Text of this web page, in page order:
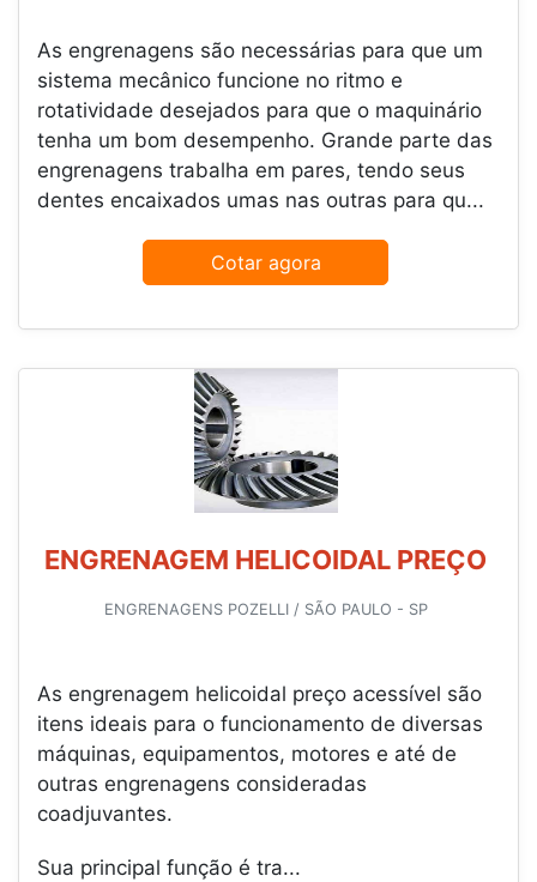
As engrenagens são necessárias para que um
sistema mecânico funcione no ritmo e
rotatividade desejados para que o maquinário
tenha um bom desempenho. Grande parte das
engrenagens trabalha em pares, tendo seus
dentes encaixados umas nas outras para qu...
Cotar agora
ENGRENAGEM HELICOIDAL PREÇO
ENGRENAGENS POZELLI / SÃO PAULO - SP
As engrenagem helicoidal preço acessível são
itens ideais para o funcionamento de diversas
máquinas, equipamentos, motores e até de
outras engrenagens consideradas
coadjuvantes.
Sua principal função é tra...